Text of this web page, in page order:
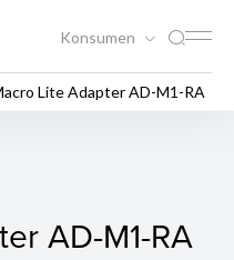
Konsumen
Lite Adapter AD-M1-RA
AD-M1-
AD-M1-RA